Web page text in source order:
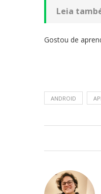
Leia
Gostou de
ANDROID